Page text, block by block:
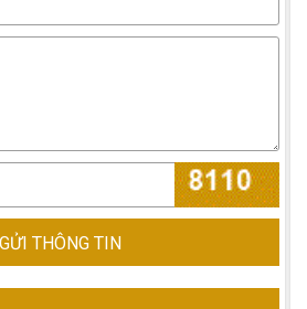
GỬI THÔNG TIN